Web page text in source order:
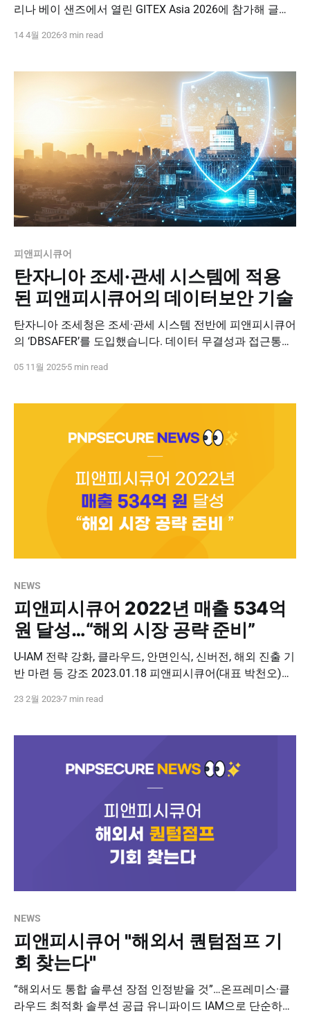
리나 베이 샌즈에서 열린 GITEX Asia 2026에 참가해 글로
전 세계 주요 IT·보안 기업과 바이어, 투자자들이 모이는 글
가장 가까이에서 확인할 수 있는 의미 있는 무대입니다. 이
14 4월 20263 min read
피앤피시큐어
탄자니아 조세·관세 시스템에 적용
된 피앤피시큐어의 데이터보안 기술
탄자니아 조세청은 조세·관세 시스템 전반에 피앤피시큐어
의 ‘DBSAFER’를 도입했습니다. 데이터 무결성과 접근통제
입니다.
05 11월 2025 5 min read
NEWS
피앤피시큐어 2022년 매출 534억
원 달성…“해외 시장 공략 준비”
U-IAM 전략 강화, 클라우드, 안면인식, 신버전, 해외 진출 기
반 마련 등 강조 2023.01.18 피앤피시큐어(대표 박천오)가
100억 원 이상 증가한 수치로, 지난해 7월 목표로 제시했던
23 2월 20237 min read
NEWS
피앤피시큐어 "해외서 퀀텀점프 기
회 찾는다"
“해외서도 통합 솔루션 장점 인정받을 것”…온프레미스·클
라우드 최적화 솔루션 공급 유니파이드 IAM으로 단순하고